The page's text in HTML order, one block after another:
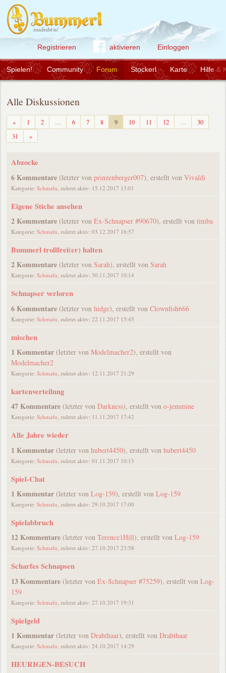
Registrieren aktivieren Einloggen
Community Forum Stockerl Karte Hilfe &
Spielen!
Alle Diskussionen
«Zurück1 2 … 6 7 8 9 10 11 12 …
30
31
»Weiter
Abzocke
6 Kommentare(letzter von prinzenberger007), erstellt von Vivaldi
Kategorie: Schmafu , zuletzt aktiv: 15.12.2017 13:01
Eigene Stiche ansehen
2 Kommentare(letzter von Ex-Schnapser #90670), erstellt von timba
Kategorie: Schmafu , zuletzt aktiv: 03.12.2017 16:57
Bummerl trollfrei(er) halten
2 Kommentare(letzter von Sarah), erstellt von Sarah
Kategorie: Schmafu, zuletzt aktiv: 30.11.2017 10:14
Schnapser verloren
6 Kommentare(letzter von hidge), erstellt von Clownfish666
Kategorie: Schmafu , zuletzt aktiv: 22.11.2017 15:45
mischen
1 Kommentar(letzter von Modelmacher2), erstellt von
Modelmacher2
Kategorie: Schmafu , zuletzt aktiv: 12.11.2017 21:29
kartenverteilung
47 Kommentare(letzter von Darkness), erstellt von o-jemmine
Kategorie: Schmafu, zuletzt aktiv: 11.11.2017 17:42
Alle Jahre wieder
1 Kommentar(letzter von hubert4450), erstellt von hubert4450
Kategorie: Schmafu , zuletzt aktiv: 01.11.2017 10:13
Spiel-Chat
1 Kommentar(letzter von Log-159), erstellt von Log-159
Kategorie: Schmafu, zuletzt aktiv: 29.10.2017 17:00
Spielabbruch
12 Kommentare(letzter von Terence1Hill), erstellt von Log-159
Kategorie: Schmafu, zuletzt aktiv: 27.10.2017 23:58
Scharfes Schnapsen
13 Kommentare(letzter von Ex-Schnapser #75259), erstellt von Log-
159
Kategorie: Schmafu , zuletzt aktiv: 27.10.2017 19:31
Spielgeld
1 Kommentar(letzter von Drahthaar), erstellt von Drahthaar
Kategorie: Schmafu, zuletzt aktiv: 24.10.2017 14:29
HEURIGEN-BESUCH